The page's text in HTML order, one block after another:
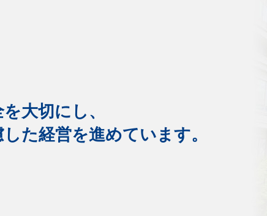
大切にし、
た経営を進めています。